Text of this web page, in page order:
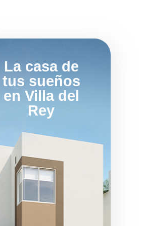
La casa de
tus sueños
en Villa del
Rey